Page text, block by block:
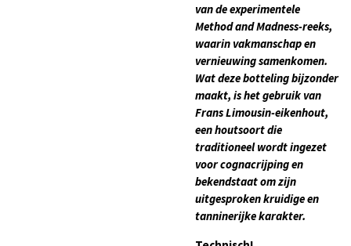
van de experimentele
Method and Madness-reeks,
waarin vakmanschap en
vernieuwing samenkomen.
Wat deze botteling bijzonder
maakt, is het gebruik van
Frans Limousin-eikenhout,
een houtsoort die
traditioneel wordt ingezet
voor cognacrijping en
bekendstaat om zijn
uitgesproken kruidige en
tanninerijke karakter.